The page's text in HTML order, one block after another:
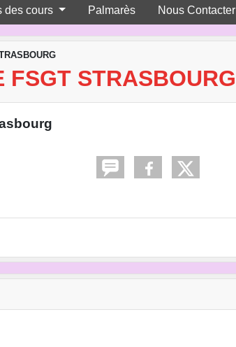
des cours Palmarès Nous Contacter
FSGT STRASBOURG